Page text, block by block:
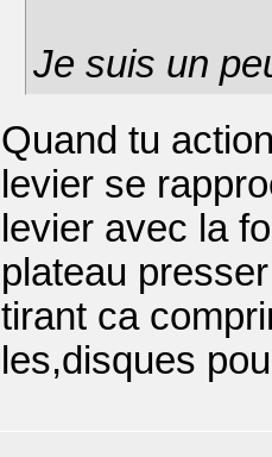
Je suis un
Quand tu
levier se
levier avec la
plateau
tirant ca
les,disques